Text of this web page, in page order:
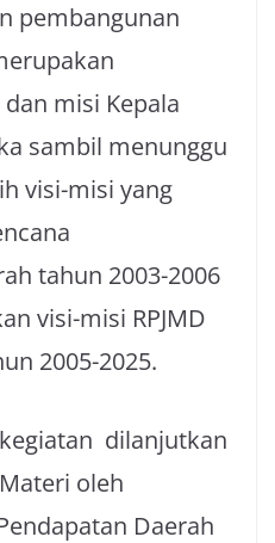
pembangunan
misi Kepala
sambil menunggu
visi-misi yang
tahun 2003-2006
visi-misi RPJMD
2005-2025.
dilanjutkan
oleh
Daerah